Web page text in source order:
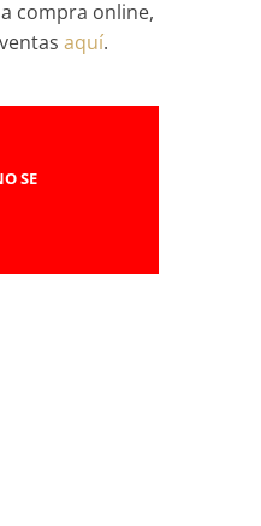
compra online,
aquí.
SE